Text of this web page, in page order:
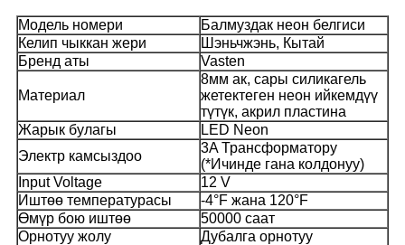
Модель номери
Балмуздак неон белгиси
Келип чыккан жери
Шэньчжэнь, Кытай
Бренд аты
Vasten
Материал
8мм ак, сары силикагель
жетектеген неон ийкемдүү
түтүк, акрил пластина
Жарык булагы
LED Neon
Электр камсыздоо
3A Трансформатору
(*Ичинде гана колдонуу)
Input Voltage
12 V
Иштөө температурасы
-4°F жана 120°F
Өмүр бою иштөө
50000 саат
Орнотуу жолу
Дубалга орнотуу